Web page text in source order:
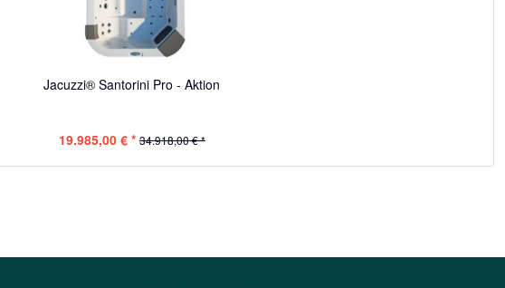
Jacuzzi® Santorini Pro - Aktion
19.985,00 € * 34.918,00 € *